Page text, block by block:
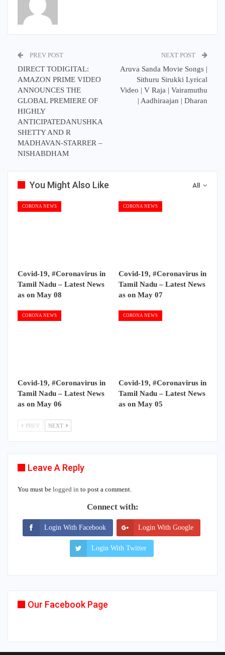
PREV POST
DIRECT TODIGITAL:
AMAZON PRIME VIDEO
ANNOUNCES THE
GLOBAL PREMIERE OF
HIGHLY
ANTICIPATEDANUSHKA
SHETTY AND R
MADHAVAN-STARRER –
NISHABDHAM
NEXT POST
Aruva Sanda Movie Songs |
Sithuru Sirukki Lyrical
Video | V Raja | Vairamuthu
| Aadhiraajan | Dharan
All
You Might Also Like
CORONA NEWS
Covid-19, #Coronavirus in
Tamil Nadu – Latest News
as on May 08
CORONA NEWS
Covid-19, #Coronavirus in
Tamil Nadu – Latest News
as on May 07
CORONA NEWS
Covid-19, #Coronavirus in
Tamil Nadu – Latest News
as on May 06
CORONA NEWS
Covid-19, #Coronavirus in
Tamil Nadu – Latest News
as on May 05
PREV NEXT
Leave A Reply
You must be logged in to post a comment.
Connect with:
Login With Facebook Login With Google
Login With Twitter
Our Facebook Page